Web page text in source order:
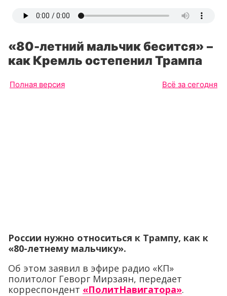
«80-летний мальчик бесится» –
как Кремль остепенил Трампа
Полная версия Всё за сегодня
России нужно относиться к Трампу, как к
«80-летнему мальчику».
Об этом заявил в эфире радио «КП»
политолог Геворг Мирзаян, передает
корреспондент «ПолитНавигатора».